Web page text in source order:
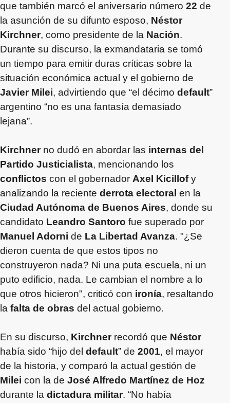
que también marcó el aniversario número 22 de
la asunción de su difunto esposo, Néstor
Kirchner, como presidente de la Nación.
Durante su discurso, la exmandataria se tomó
un tiempo para emitir duras críticas sobre la
situación económica actual y el gobierno de
Javier Milei, advirtiendo que “el décimo default”
argentino “no es una fantasía demasiado
lejana”.
Kirchnerno dudó en abordar las internas del
Partido Justicialista, mencionando los
conflictos con el gobernador Axel Kicillofy
analizando la reciente derrota electoral en la
Ciudad Autónoma de Buenos Aires, donde su
candidato Leandro Santoro fue superado por
Manuel Adorni de La Libertad Avanza. "¿Se
dieron cuenta de que estos tipos no
construyeron nada? Ni una puta escuela, ni un
puto edificio, nada. Le cambian el nombre a lo
que otros hicieron", criticó con ironía, resaltando
la falta de obras del actual gobierno.
En su discurso, Kirchnerrecordó que Néstor
había sido “hijo del default” de 2001, el mayor
de la historia, y comparó la actual gestión de
Milei con la de José Alfredo Martínez de Hoz
durante la dictadura militar. “No había